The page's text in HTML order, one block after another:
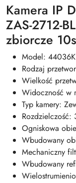
Kamera IP
ZAS-2712-
zbiorcze
Model:
Rodzaj
Wielkość
Widoczność w
Typ kamery:
Rozdzielczość:
Ogniskowa
Wbudowany
Mechaniczny
Wbudowany